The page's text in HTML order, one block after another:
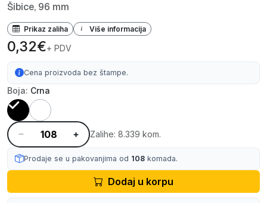
Šibice, 96 mm
Prikaz zaliha Više informacija
0,32€+ PDV
Cena proizvoda bez štampe.
Boja: Crna
Zalihe: 8.339 kom.
Prodaje se u pakovanjima od 108 komada.
Dodaj u korpu